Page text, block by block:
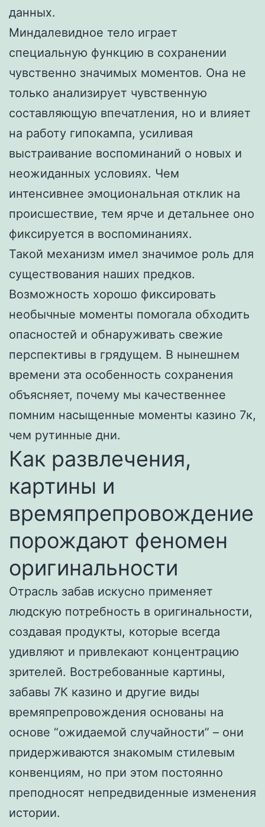
данных.
Миндалевидное тело играет
специальную функцию в сохранении
чувственно значимых моментов. Она не
только анализирует чувственную
составляющую впечатления, но и влияет
на работу гипокампа, усиливая
выстраивание воспоминаний о новых и
неожиданных условиях. Чем
интенсивнее эмоциональная отклик на
происшествие, тем ярче и детальнее оно
фиксируется в воспоминаниях.
Такой механизм имел значимое роль для
существования наших предков.
Возможность хорошо фиксировать
необычные моменты помогала обходить
опасностей и обнаруживать свежие
перспективы в грядущем. В нынешнем
времени эта особенность сохранения
объясняет, почему мы качественнее
помним насыщенные моменты казино 7к,
чем рутинные дни.
Как развлечения,
картины и
времяпрепровождение
порождают феномен
оригинальности
Отрасль забав искусно применяет
людскую потребность в оригинальности,
создавая продукты, которые всегда
удивляют и привлекают концентрацию
зрителей. Востребованные картины,
забавы 7К казино и другие виды
времяпрепровождения основаны на
основе “ожидаемой случайности” – они
придерживаются знакомым стилевым
конвенциям, но при этом постоянно
преподносят непредвиденные изменения
истории.